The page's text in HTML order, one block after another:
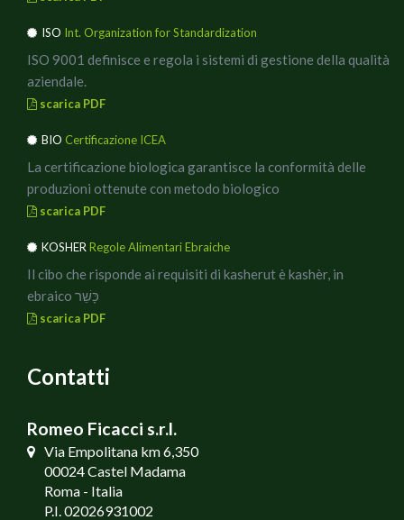
ISO Int. Organization for Standardization
ISO 9001 definisce e regola i sistemi di gestione della qualità
aziendale.
scarica PDF
BIO Certificazione ICEA
La certificazione biologica garantisce la conformità delle
produzioni ottenute con metodo biologico
scarica PDF
KOSHER Regole Alimentari Ebraiche
Il cibo che risponde ai requisiti di kasherut è kashèr, in
ebraico כָּשֵׁר
scarica PDF
Contatti
Romeo Ficacci s.r.l.
Via Empolitana km 6,350
00024 Castel Madama
Roma - Italia
P.I. 02026931002